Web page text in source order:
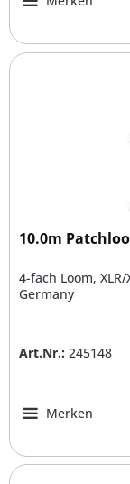
10.0m
4-fach Loom,
Germany
Art.Nr.: 245148
Merken